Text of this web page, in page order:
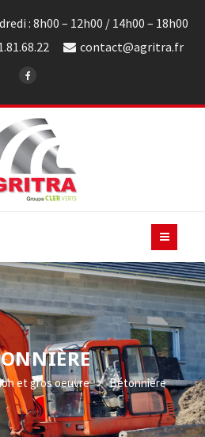
: 8h00 – 12h00 / 14h00 – 18h00
contact@agritra.fr
et gros oeuvre Bétonnière